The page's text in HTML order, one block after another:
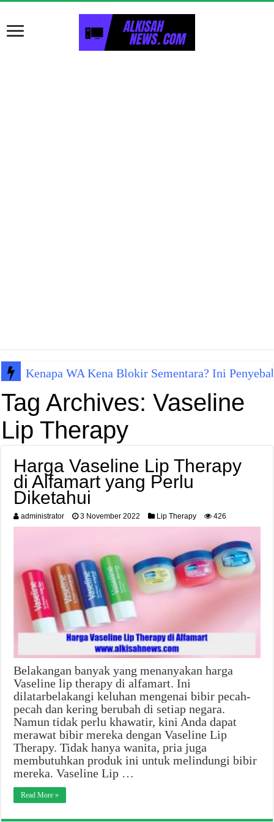
Kenapa WA Kena Blokir Sementara? Ini
Tag Archives:Vaseline
Lip Therapy
Harga Vaseline Lip Therapy
di Alfamart yang Perlu
Diketahui
administrator 3 November 2022 Lip Therapy 426
Belakangan banyak yang menanyakan harga
Vaseline lip therapy di alfamart. Ini
dilatarbelakangi keluhan mengenai bibir pecah-
pecah dan kering berubah di setiap negara.
Namun tidak perlu khawatir, kini Anda dapat
merawat bibir mereka dengan Vaseline Lip
Therapy. Tidak hanya wanita, pria juga
membutuhkan produk ini untuk melindungi bibir
mereka. Vaseline Lip …
Read More »